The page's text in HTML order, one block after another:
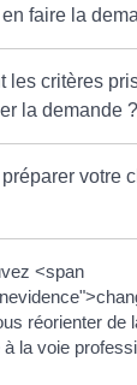
faire la
les critères
la demande ?
votre
<span
réorienter de
la voie